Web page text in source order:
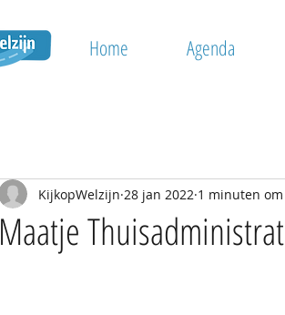
Home Agenda
Maatje
KijkopWelzijn 28 jan 2022 1 minuten